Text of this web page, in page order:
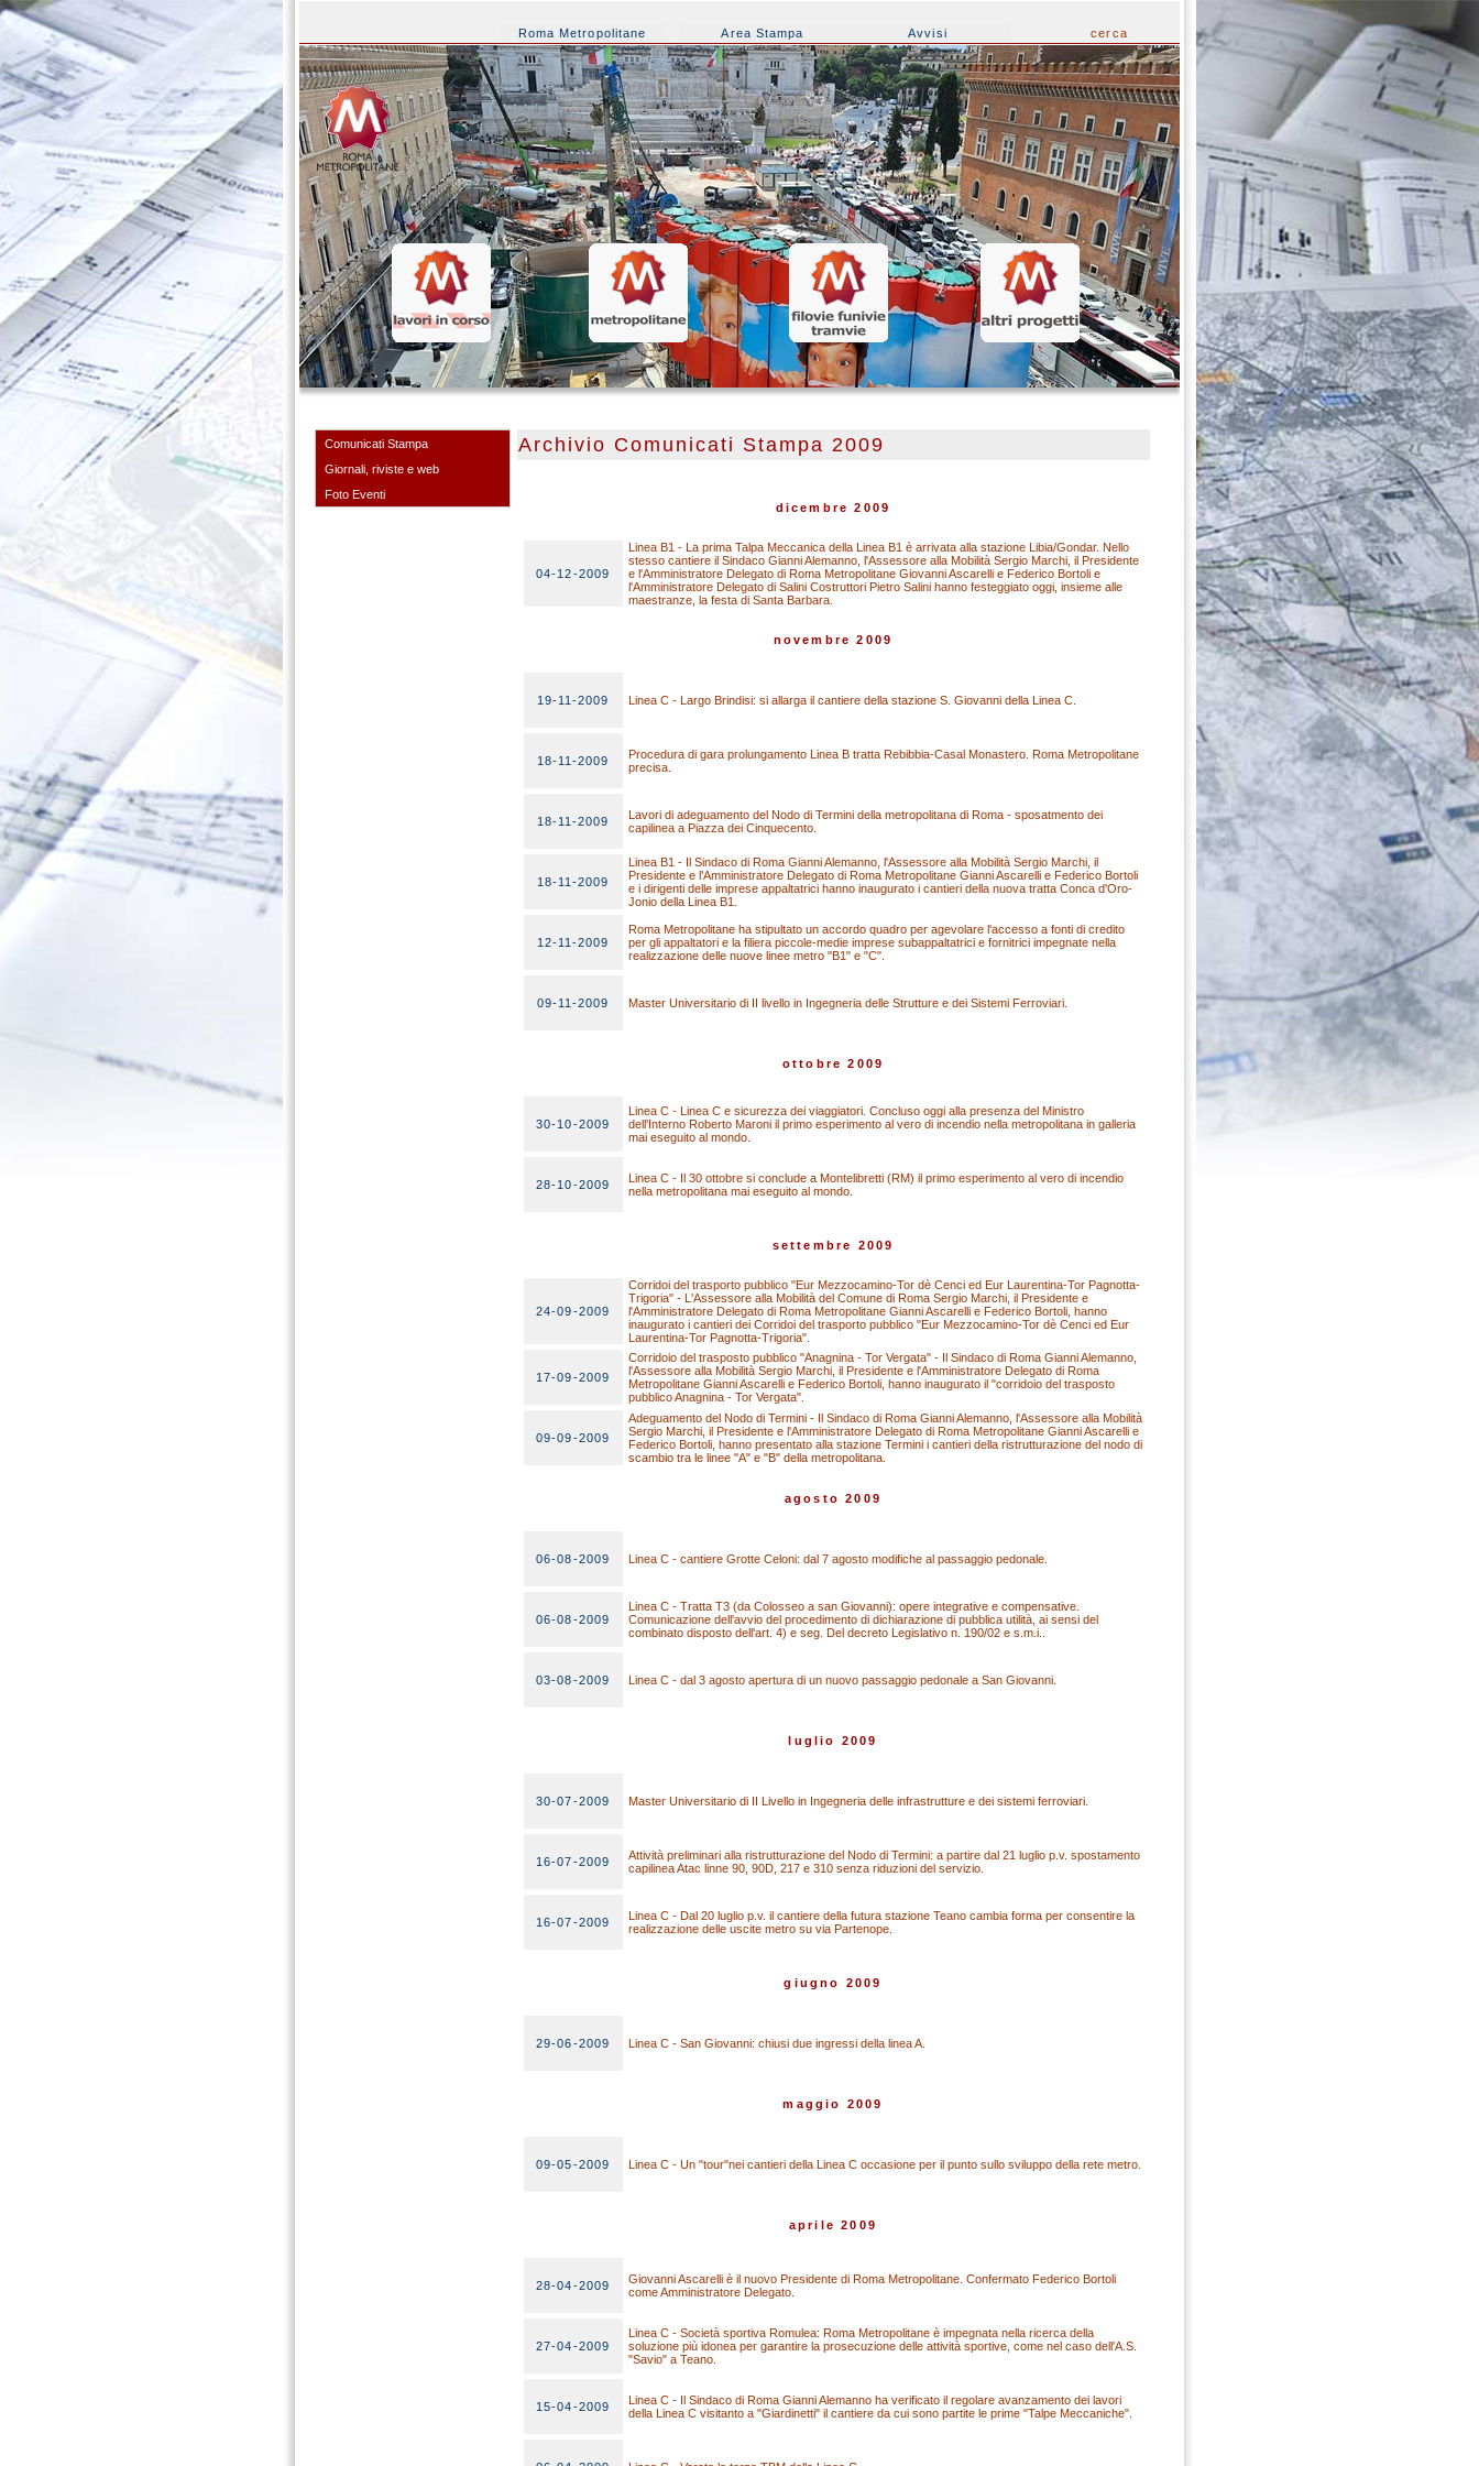
Roma Metropolitane Area Stampa Avvisi cerca
Comunicati Stampa
Giornali, riviste e web
Foto Eventi
Archivio Comunicati Stampa 2009
dicembre 2009
04-12-2009
Linea B1 - La prima Talpa Meccanica della Linea B1 è arrivata alla stazione Libia/Gondar. Nello
stesso cantiere il Sindaco Gianni Alemanno, l'Assessore alla Mobilità Sergio Marchi, il Presidente
e l'Amministratore Delegato di Roma Metropolitane Giovanni Ascarelli e Federico Bortoli e
l'Amministratore Delegato di Salini Costruttori Pietro Salini hanno festeggiato oggi, insieme alle
maestranze, la festa di Santa Barbara.
novembre 2009
19-11-2009 Linea C - Largo Brindisi: si allarga il cantiere della stazione S. Giovanni della Linea C.
18-11-2009
Procedura di gara prolungamento Linea B tratta Rebibbia-Casal Monastero. Roma Metropolitane
precisa.
18-11-2009
Lavori di adeguamento del Nodo di Termini della metropolitana di Roma - sposatmento dei
capilinea a Piazza dei Cinquecento.
18-11-2009
Linea B1 - Il Sindaco di Roma Gianni Alemanno, l'Assessore alla Mobilità Sergio Marchi, il
Presidente e l'Amministratore Delegato di Roma Metropolitane Gianni Ascarelli e Federico Bortoli
e i dirigenti delle imprese appaltatrici hanno inaugurato i cantieri della nuova tratta Conca d'Oro-
Jonio della Linea B1.
12-11-2009
Roma Metropolitane ha stipultato un accordo quadro per agevolare l'accesso a fonti di credito
per gli appaltatori e la filiera piccole-medie imprese subappaltatrici e fornitrici impegnate nella
realizzazione delle nuove linee metro "B1" e "C".
09-11-2009 Master Universitario di II livello in Ingegneria delle Strutture e dei Sistemi Ferroviari.
ottobre 2009
30-10-2009
Linea C - Linea C e sicurezza dei viaggiatori. Concluso oggi alla presenza del Ministro
dell'Interno Roberto Maroni il primo esperimento al vero di incendio nella metropolitana in galleria
mai eseguito al mondo.
28-10-2009
Linea C - Il 30 ottobre si conclude a Montelibretti (RM) il primo esperimento al vero di incendio
nella metropolitana mai eseguito al mondo.
settembre 2009
24-09-2009
Corridoi del trasporto pubblico "Eur Mezzocamino-Tor dè Cenci ed Eur Laurentina-Tor Pagnotta-
Trigoria" - L'Assessore alla Mobilità del Comune di Roma Sergio Marchi, il Presidente e
l'Amministratore Delegato di Roma Metropolitane Gianni Ascarelli e Federico Bortoli, hanno
inaugurato i cantieri dei Corridoi del trasporto pubblico "Eur Mezzocamino-Tor dè Cenci ed Eur
Laurentina-Tor Pagnotta-Trigoria".
17-09-2009
Corridoio del trasposto pubblico "Anagnina - Tor Vergata" - Il Sindaco di Roma Gianni Alemanno,
l'Assessore alla Mobilità Sergio Marchi, il Presidente e l'Amministratore Delegato di Roma
Metropolitane Gianni Ascarelli e Federico Bortoli, hanno inaugurato il "corridoio del trasposto
pubblico Anagnina - Tor Vergata".
09-09-2009
Adeguamento del Nodo di Termini - Il Sindaco di Roma Gianni Alemanno, l'Assessore alla Mobilità
Sergio Marchi, il Presidente e l'Amministratore Delegato di Roma Metropolitane Gianni Ascarelli e
Federico Bortoli, hanno presentato alla stazione Termini i cantieri della ristrutturazione del nodo di
scambio tra le linee "A" e "B" della metropolitana.
agosto 2009
06-08-2009 Linea C - cantiere Grotte Celoni: dal 7 agosto modifiche al passaggio pedonale.
06-08-2009
Linea C - Tratta T3 (da Colosseo a san Giovanni): opere integrative e compensative.
Comunicazione dell'avvio del procedimento di dichiarazione di pubblica utilità, ai sensi del
combinato disposto dell'art. 4) e seg. Del decreto Legislativo n. 190/02 e s.m.i..
03-08-2009 Linea C - dal 3 agosto apertura di un nuovo passaggio pedonale a San Giovanni.
luglio 2009
30-07-2009 Master Universitario di II Livello in Ingegneria delle infrastrutture e dei sistemi ferroviari.
16-07-2009
Attività preliminari alla ristrutturazione del Nodo di Termini: a partire dal 21 luglio p.v. spostamento
capilinea Atac linne 90, 90D, 217 e 310 senza riduzioni del servizio.
16-07-2009
Linea C - Dal 20 luglio p.v. il cantiere della futura stazione Teano cambia forma per consentire la
realizzazione delle uscite metro su via Partenope.
giugno 2009
29-06-2009 Linea C - San Giovanni: chiusi due ingressi della linea A.
maggio 2009
09-05-2009 Linea C - Un "tour"nei cantieri della Linea C occasione per il punto sullo sviluppo della rete metro.
aprile 2009
28-04-2009
Giovanni Ascarelli è il nuovo Presidente di Roma Metropolitane. Confermato Federico Bortoli
come Amministratore Delegato.
27-04-2009
Linea C - Società sportiva Romulea: Roma Metropolitane è impegnata nella ricerca della
soluzione più idonea per garantire la prosecuzione delle attività sportive, come nel caso dell'A.S.
"Savio" a Teano.
15-04-2009
Linea C - Il Sindaco di Roma Gianni Alemanno ha verificato il regolare avanzamento dei lavori
della Linea C visitanto a "Giardinetti" il cantiere da cui sono partite le prime "Talpe Meccaniche".